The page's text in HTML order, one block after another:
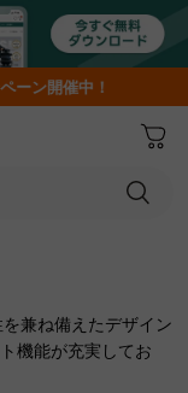
ン開催中！
兼ね備えたデザイン
機能が充実してお